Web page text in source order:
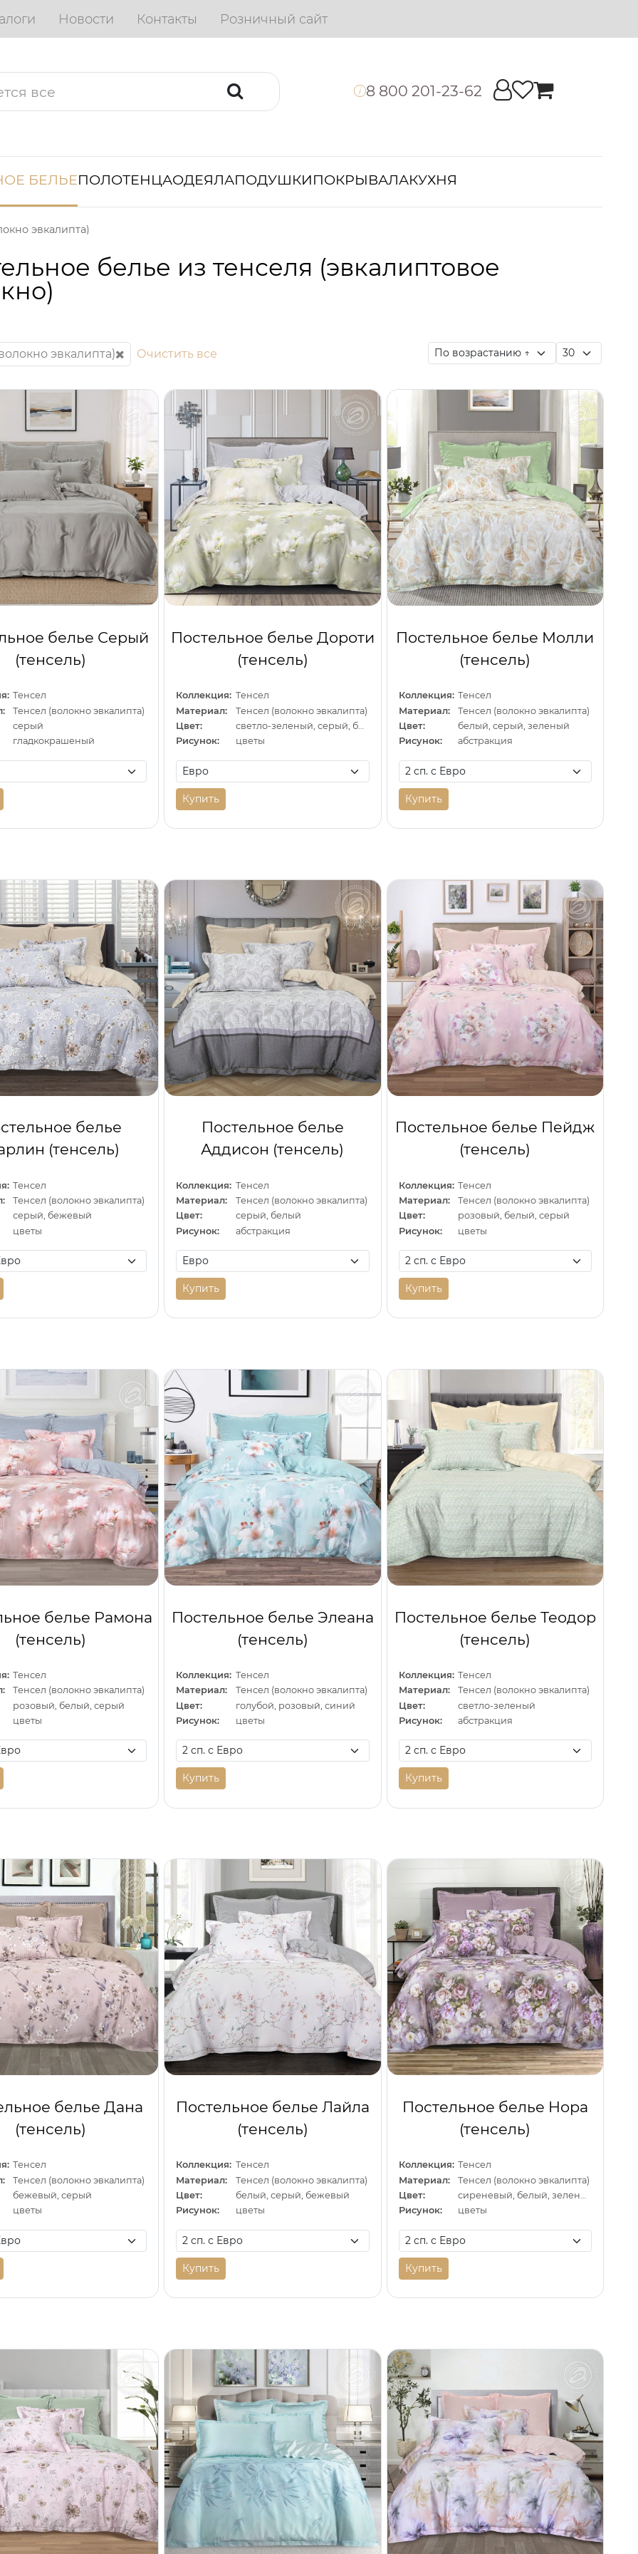
Новости Контакты Розничный сайт
i 8 800 201-23-62
БЕЛЬЕПОЛОТЕНЦАОДЕЯЛАПОДУШКИПОКРЫВАЛАКУХНЯ
эвкалипта)
белье из тенселя (эвкалиптовое
эвкалипта) Очистить все
белье Серый
(тенсель)
Тенсел
Тенсел (волокно эвкалипта)
серый
гладкокрашеный
Постельное белье Дороти
(тенсель)
Коллекция: Тенсел
Материал:
Тенсел (волокно эвкалипта)
Цвет:
светло-зеленый, серый, белый
Рисунок:
цветы
Купить
Постельное белье Молли
(тенсель)
Коллекция: Тенсел
Материал:
Тенсел (волокно эвкалипта)
Цвет:
белый, серый, зеленый
Рисунок:
абстракция
Купить
белье
(тенсель)
Тенсел
Тенсел (волокно эвкалипта)
серый, бежевый
цветы
Постельное белье
Аддисон (тенсель)
Коллекция: Тенсел
Материал:
Тенсел (волокно эвкалипта)
Цвет:
серый, белый
Рисунок:
абстракция
Купить
Постельное белье Пейдж
(тенсель)
Коллекция: Тенсел
Материал:
Тенсел (волокно эвкалипта)
Цвет:
розовый, белый, серый
Рисунок:
цветы
Купить
белье Рамона
(тенсель)
Тенсел
Тенсел (волокно эвкалипта)
розовый, белый, серый
цветы
Постельное белье Элеана
(тенсель)
Коллекция: Тенсел
Материал:
Тенсел (волокно эвкалипта)
Цвет:
голубой, розовый, синий
Рисунок:
цветы
Купить
Постельное белье Теодор
(тенсель)
Коллекция: Тенсел
Материал:
Тенсел (волокно эвкалипта)
Цвет:
светло-зеленый
Рисунок:
абстракция
Купить
белье Дана
(тенсель)
Тенсел
Тенсел (волокно эвкалипта)
бежевый, серый
цветы
Постельное белье Лайла
(тенсель)
Коллекция: Тенсел
Материал:
Тенсел (волокно эвкалипта)
Цвет:
белый, серый, бежевый
Рисунок:
цветы
Купить
Постельное белье Нора
(тенсель)
Коллекция: Тенсел
Материал:
Тенсел (волокно эвкалипта)
Цвет:
сиреневый, белый, зеленый
Рисунок:
цветы
Купить